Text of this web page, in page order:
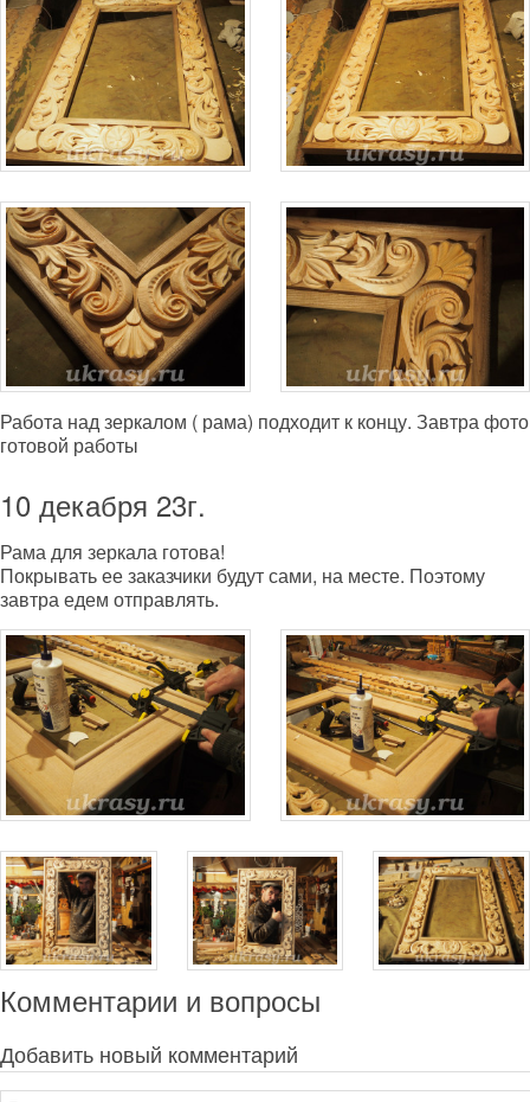
Работа над зеркалом ( рама) подходит к концу. Завтра фото
готовой работы
10 декабря 23г.
Рама для зеркала готова!
Покрывать ее заказчики будут сами, на месте. Поэтому
завтра едем отправлять.
Комментарии и вопросы
Добавить новый комментарий